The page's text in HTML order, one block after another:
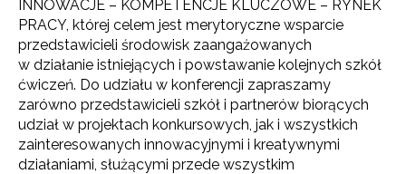
INNOWACJE – KOMPETENCJE KLUCZOWE – RYNEK
PRACY, której celem jest merytoryczne wsparcie
przedstawicieli środowisk zaangażowanych
w działanie istniejących i powstawanie kolejnych szkół
ćwiczeń. Do udziału w konferencji zapraszamy
zarówno przedstawicieli szkół i partnerów biorących
udział w projektach konkursowych, jak i wszystkich
zainteresowanych innowacyjnymi i kreatywnymi
działaniami, służącymi przede wszystkim